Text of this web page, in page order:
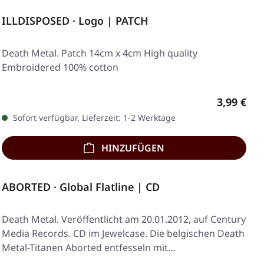
ILLDISPOSED · Logo | PATCH
Death Metal. Patch 14cm x 4cm High quality
Embroidered 100% cotton
3,99 €
Sofort verfügbar, Lieferzeit: 1-2 Werktage
HINZUFÜGEN
ABORTED · Global Flatline | CD
Death Metal. Veröffentlicht am 20.01.2012, auf Century
Media Records. CD im Jewelcase. Die belgischen Death
Metal-Titanen Aborted entfesseln mit…